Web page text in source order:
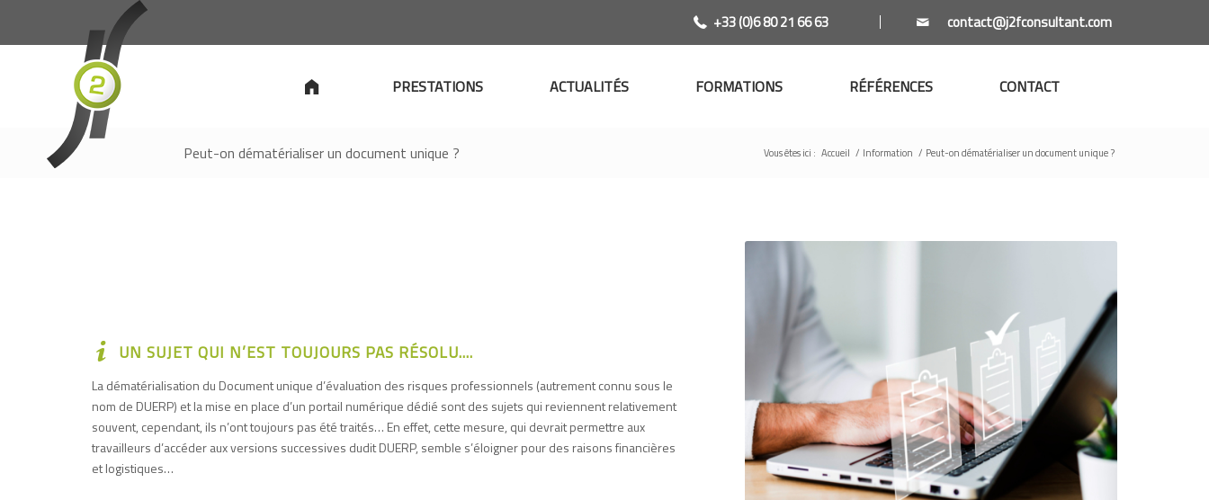
+33 (0)6 80 21 66 63
PRESTATIONS ACTUALITÉS FORMATIONS RÉFÉRENCES CONTACT
Peut-on dématérialiser un document unique ? Vous êtes ici : Accueil / Information / Peut-on dématérialiser un document unique ?
UN SUJET QUI N’EST TOUJOURS PAS RÉSOLU....
La dématérialisation du Document unique d’évaluation des risques professionnels (autrement connu sous le
nom de DUERP) et la mise en place d’un portail numérique dédié sont des sujets qui reviennent relativement
souvent, cependant, ils n’ont toujours pas été traités… En effet, cette mesure, qui devrait permettre aux
travailleurs d’accéder aux versions successives dudit DUERP, semble s’éloigner pour des raisons financières
et logistiques…